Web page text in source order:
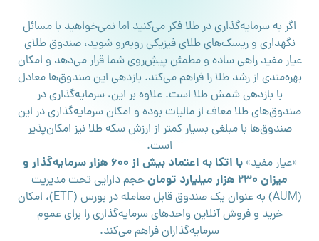
اگر به سرمایه‌گذاری در طلا فکر می‌کنید اما نمی‌خواهید با مسائل
نگهداری و ریسک‌های طلای فیزیکی روبه‌رو شوید، صندوق طلای
عیار مفید راهی ساده و مطمئن پیش‌ِروی شما قرار می‌دهد و امکان
بهره‌مندی از رشد طلا را فراهم می‌کند. بازدهی این صندوق‌ها معادل
با بازدهی شمش طلا است. علاوه بر این، سرمایه‌گذاری در
صندوق‌های طلا معاف از مالیات بوده و امکان سرمایه‌گذاری در این
صندوق‌ها با مبلغی بسیار کمتر از ارزش سکه طلا نیز امکان‌پذیر
است.
«عیار مفید»
با اتکا به اعتماد بیش از 600 هزار سرمایه‌گذار و
میزان 230 هزار میلیارد تومان
حجم دارایی تحت مدیریت
(AUM) به عنوان یک صندوق قابل معامله در بورس (ETF)، امکان
خرید و فروش آنلاین واحدهای سرمایه‌گذاری را برای عموم
سرمایه‌گذاران فراهم می‌کند.